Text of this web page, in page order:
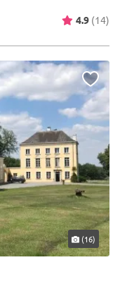
4.9 (14)
(16)